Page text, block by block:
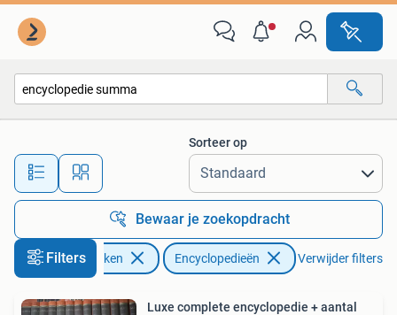
Alle afstanden…
Sorteer op
Bewaar je zoekopdracht
FiltersBoeken Encyclopedieën Verwijder filters
Luxe complete encyclopedie + aantal